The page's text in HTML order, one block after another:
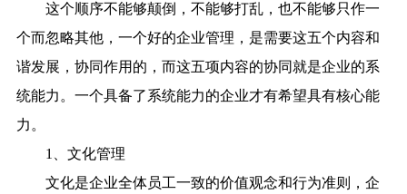
这个顺序不能够颠倒，不能够打乱，也不能够只作一
个而忽略其他，一个好的企业管理，是需要这五个内容和
谐发展，协同作用的，而这五项内容的协同就是企业的系
统能力。一个具备了系统能力的企业才有希望具有核心能
力。
1、文化管理
文化是企业全体员工一致的价值观念和行为准则，企